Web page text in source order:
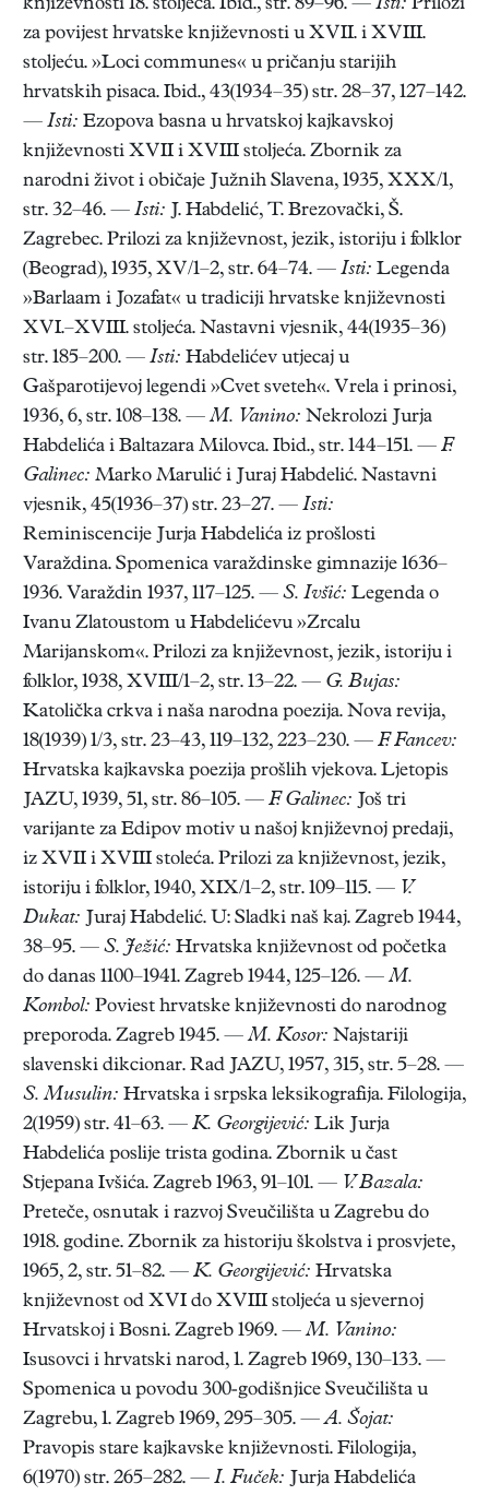
književnosti 18. stoljeća. Ibid., str. 89–96. — Isti: Prilozi
za povijest hrvatske književnosti u XVII. i XVIII.
stoljeću. »Loci communes« u pričanju starijih
hrvatskih pisaca. Ibid., 43(1934–35) str. 28–37, 127–142.
— Isti: Ezopova basna u hrvatskoj kajkavskoj
književnosti XVII i XVIII stoljeća. Zbornik za
narodni život i običaje Južnih Slavena, 1935, XXX/1,
str. 32–46. — Isti: J. Habdelić, T. Brezovački, Š.
Zagrebec. Prilozi za književnost, jezik, istoriju i folklor
(Beograd), 1935, XV/1–2, str. 64–74. — Isti: Legenda
»Barlaam i Jozafat« u tradiciji hrvatske književnosti
XVI.–XVIII. stoljeća. Nastavni vjesnik, 44(1935–36)
str. 185–200. — Isti: Habdelićev utjecaj u
Gašparotijevoj legendi »Cvet sveteh«. Vrela i prinosi,
1936, 6, str. 108–138. —M. Vanino: Nekrolozi Jurja
Habdelića i Baltazara Milovca. Ibid., str. 144–151. — F.
Galinec: Marko Marulić i Juraj Habdelić. Nastavni
vjesnik, 45(1936–37) str. 23–27. — Isti:
Reminiscencije Jurja Habdelića iz prošlosti
Varaždina. Spomenica varaždinske gimnazije 1636–
1936. Varaždin 1937, 117–125. — S. Ivšić: Legenda o
Ivanu Zlatoustom u Habdelićevu »Zrcalu
Marijanskom«. Prilozi za književnost, jezik, istoriju i
folklor, 1938, XVIII/1–2, str. 13–22. — G. Bujas:
Katolička crkva i naša narodna poezija. Nova revija,
18(1939) 1/3, str. 23–43, 119–132, 223–230. — F. Fancev:
Hrvatska kajkavska poezija prošlih vjekova. Ljetopis
JAZU, 1939, 51, str. 86–105. — F. Galinec: Još tri
varijante za Edipov motiv u našoj književnoj predaji,
iz XVII i XVIII stoleća. Prilozi za književnost, jezik,
istoriju i folklor, 1940, XIX/1–2, str. 109–115. — V.
Dukat: Juraj Habdelić. U: Sladki naš kaj. Zagreb 1944,
38–95. — S. Ježić: Hrvatska književnost od početka
do danas 1100–1941. Zagreb 1944, 125–126. —M.
Kombol: Poviest hrvatske književnosti do narodnog
preporoda. Zagreb 1945. —M. Kosor: Najstariji
slavenski dikcionar. Rad JAZU, 1957, 315, str. 5–28. —
S. Musulin: Hrvatska i srpska leksikografija. Filologija,
2(1959) str. 41–63. — K. Georgijević: Lik Jurja
Habdelića poslije trista godina. Zbornik u čast
Stjepana Ivšića. Zagreb 1963, 91–101. — V. Bazala:
Preteče, osnutak i razvoj Sveučilišta u Zagrebu do
1918. godine. Zbornik za historiju školstva i prosvjete,
1965, 2, str. 51–82. — K. Georgijević: Hrvatska
književnost od XVI do XVIII stoljeća u sjevernoj
Hrvatskoj i Bosni. Zagreb 1969. —M. Vanino:
Isusovci i hrvatski narod, 1. Zagreb 1969, 130–133. —
Spomenica u povodu 300-godišnjice Sveučilišta u
Zagrebu, 1. Zagreb 1969, 295–305. —A. Šojat:
Pravopis stare kajkavske književnosti. Filologija,
6(1970) str. 265–282. — I. Fuček: Jurja Habdelića